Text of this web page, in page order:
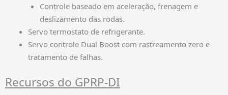
Controle baseado em aceleração, frenagem e
deslizamento das rodas.
Servo termostato de refrigerante.
Servo controle Dual Boost com rastreamento zero e
tratamento de falhas.
Recursos do GPRP-DI